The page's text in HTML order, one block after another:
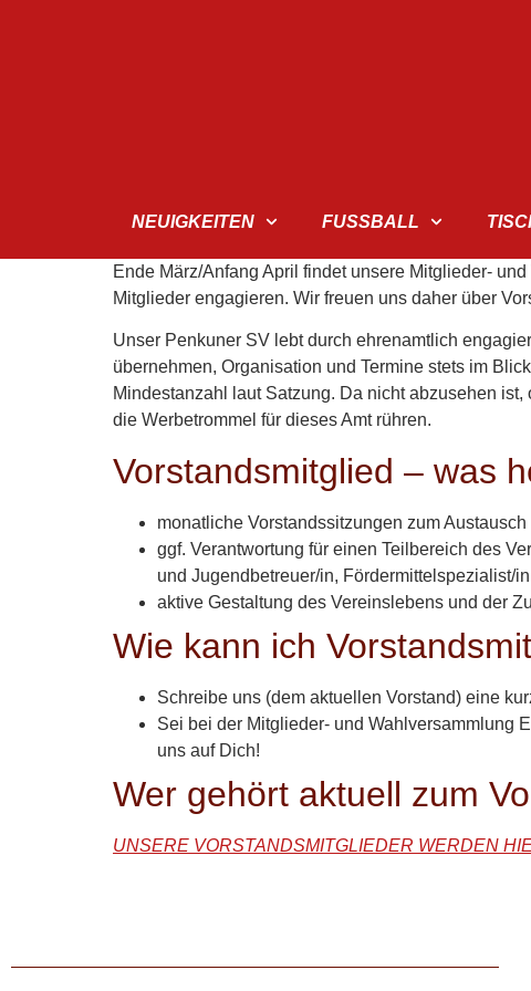
NEUIGKEITEN FUSSBALL
Ende März/Anfang April findet unsere Mitglieder-
Mitglieder engagieren. Wir freuen uns daher über
Unser Penkuner SV lebt durch ehrenamtlich
übernehmen, Organisation und Termine stets im
Mindestanzahl laut Satzung. Da nicht abzusehen
die Werbetrommel für dieses Amt rühren.
Vorstandsmitglied – was
monatliche Vorstandssitzungen zum
ggf. Verantwortung für einen Teilbereich des
und Jugendbetreuer/in, Fördermittelspezialist/in
aktive Gestaltung des Vereinslebens und der
Wie kann ich
Schreibe uns (dem aktuellen Vorstand) eine
Sei bei der Mitglieder- und Wahlversammlung
uns auf Dich!
Wer gehört aktuell zum
UNSERE VORSTANDSMITGLIEDER WERDEN